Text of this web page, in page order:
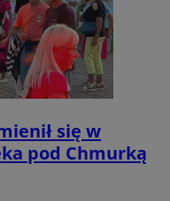
się w
pod Chmurką